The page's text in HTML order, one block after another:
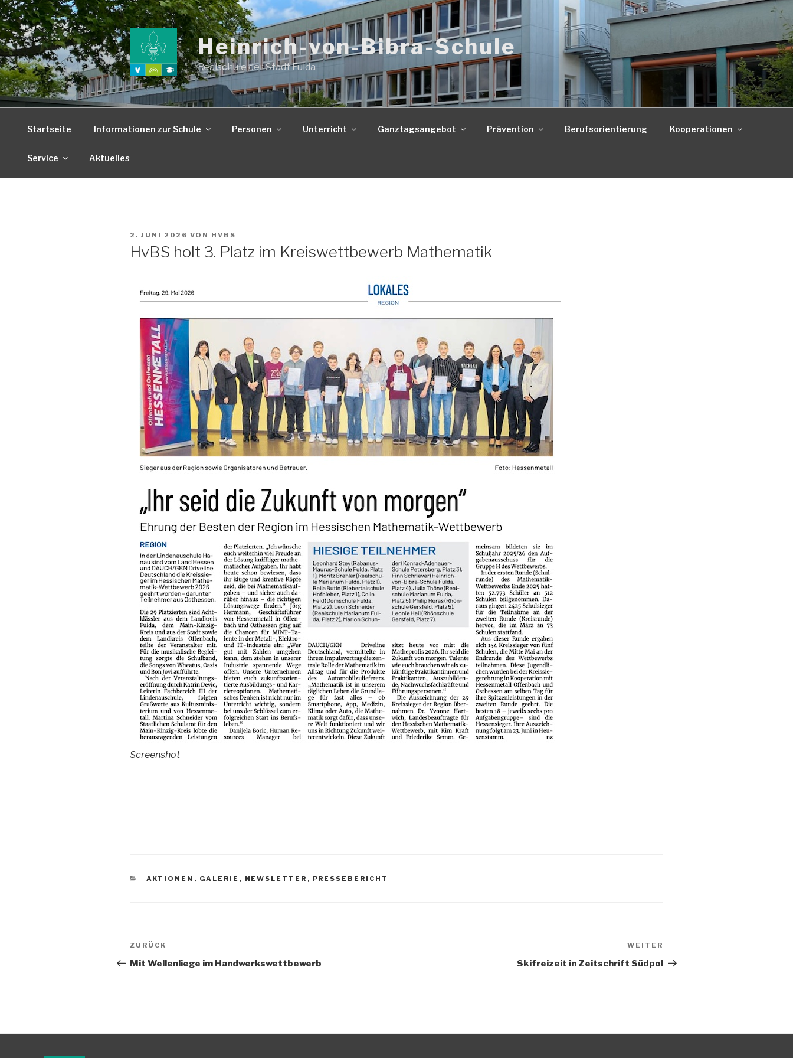
Zum
Inhalt
springen
Heinrich-von-Bibra-Schule
Realschule der Stadt Fulda
Startseite Informationen zur Schule Personen Unterricht Ganztagsangebot Prävention Berufsorientierung Kooperationen
Service Aktuelles
VERÖFFENTLICHT
2. JUNI 2026 VON HVBS
HvBS holt 3. Platz im Kreiswettbewerb Mathematik
Screenshot
KATEGORIEN
AKTIONEN , GALERIE , NEWSLETTER , PRESSEBERICHT
Beitragsnavigation
Vorheriger
Beitrag
ZURÜCK
Mit Wellenliege im Handwerkswettbewerb
Beitrag
WEITER
Skifreizeit in Zeitschrift Südpol